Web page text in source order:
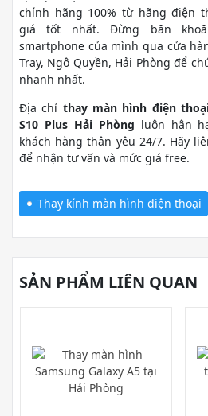
chính hãng 100% từ hãng điện
giá tốt nhất. Đừng băn
smartphone của mình qua cửa
Tray, Ngô Quyền, Hải Phòng để
nhanh nhất.
Địa chỉ thay màn hình điện
S10 Plus Hải Phòng luôn hân
khách hàng thân yêu 24/7. Hãy
để nhận tư vấn và mức giá free.
Thay kính màn hình điện thoại
SẢN PHẨM LIÊN QUAN